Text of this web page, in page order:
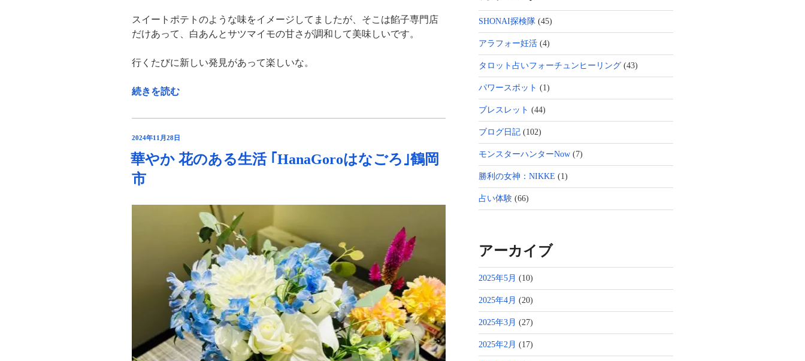
スイートポテトのような味をイメージしてましたが、そこは餡子専門店
だけあって、白あんとサツマイモの甘さが調和して美味しいです。
行くたびに新しい発見があって楽しいな。
“甘
て
美
し
い
澤
の
続きを読む
投
日:
2024年11月28日
華やか 花のある生活 ｢HanaGoroはなごろ｣鶴岡
市
SHONAI探検隊(45)
アラフォー妊活(4)
タロット占いフォーチュンヒーリング(43)
パワースポット (1)
ブレスレット (44)
ブログ日記(102)
モンスターハンターNow(7)
勝利の女神：NIKKE (1)
占い体験(66)
アーカイブ
2025年5月 (10)
2025年4月 (20)
2025年3月 (27)
2025年2月 (17)